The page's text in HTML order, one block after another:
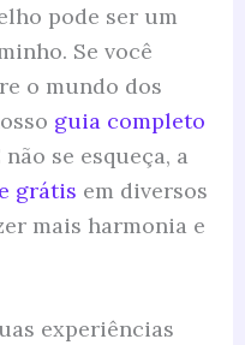
pode ser um
Se você
o mundo dos
guia completo
não se esqueça, a
grátis em diversos
mais harmonia e
experiências